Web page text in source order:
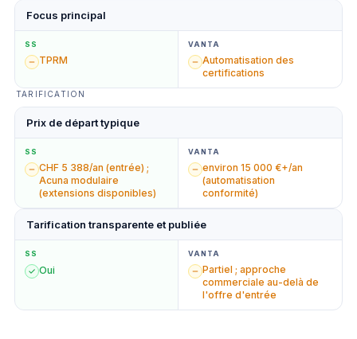
Focus principal
SS
TPRM
VANTA
Automatisation des
certifications
TARIFICATION
Prix de départ typique
SS
CHF 5 388/an (entrée) ;
Acuna modulaire
(extensions disponibles)
VANTA
environ 15 000 €+/an
(automatisation
conformité)
Tarification transparente et publiée
SS
Oui
VANTA
Partiel ; approche
commerciale au-delà de
l'offre d'entrée